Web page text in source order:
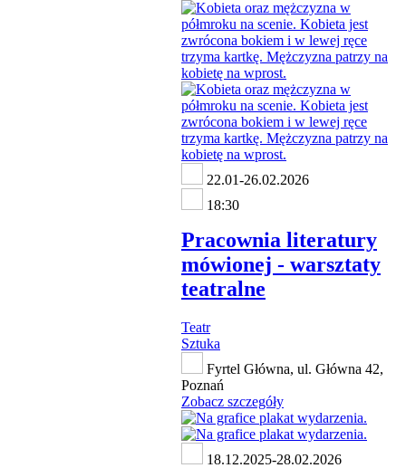
22.01-26.02.2026
18:30
Pracownia literatury
mówionej - warsztaty
teatralne
Teatr
Sztuka
Fyrtel Główna, ul. Główna 42,
Poznań
Zobacz szczegóły
18.12.2025-28.02.2026